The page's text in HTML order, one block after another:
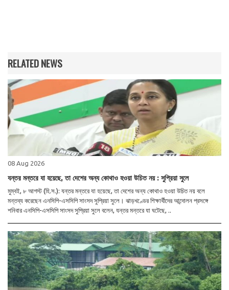
RELATED NEWS
08 Aug 2026
যন্তর মন্তরে যা হয়েছে, তা দেশের অন্য কোথাও হওয়া উচিত নয় : সুপ্রিয়া সুলে
মুম্বই, ৮ আগস্ট (হি.স.): যন্তর মন্তরে যা হয়েছে, তা দেশের অন্য কোথাও হওয়া উচিত নয় বলে
মন্তব্য করেছেন এনসিপি-এসসিপি সাংসদ সুপ্রিয়া সুলে। ঝাড়খণ্ডের শিক্ষার্থীদের আন্দোলন প্রসঙ্গে
শনিবার এনসিপি-এসসিপি সাংসদ সুপ্রিয়া সুলে বলেন, যন্তর মন্তরে যা ঘটেছে, ..